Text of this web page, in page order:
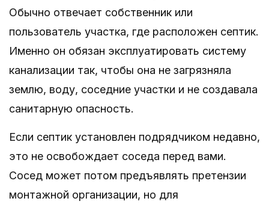
Обычно отвечает собственник или
пользователь участка, где расположен септик.
Именно он обязан эксплуатировать систему
канализации так, чтобы она не загрязняла
землю, воду, соседние участки и не создавала
санитарную опасность.
Если септик установлен подрядчиком недавно,
это не освобождает соседа перед вами.
Сосед может потом предъявлять претензии
монтажной организации, но для